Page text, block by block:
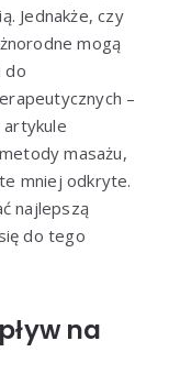
Jednakże, czy
mogą
do
–
masażu,
mniej odkryte.
najlepszą
do tego
na